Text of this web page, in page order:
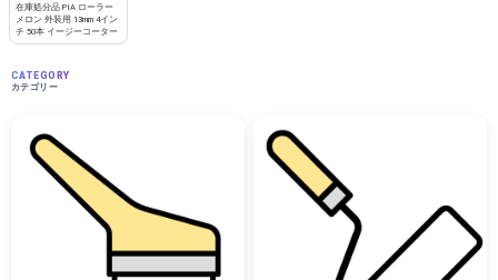
在庫処分品 PIA ローラー
メロン 外装用 13mm 4イン
チ 50本 イージーコーター
CATEGORY
カテゴリー